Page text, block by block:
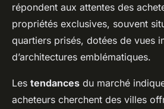
répondent aux attentes des
propriétés exclusives, souvent
quartiers prisés, dotées de vues
d’architectures emblématiques.
Les tendances du marché
acheteurs cherchent des villes